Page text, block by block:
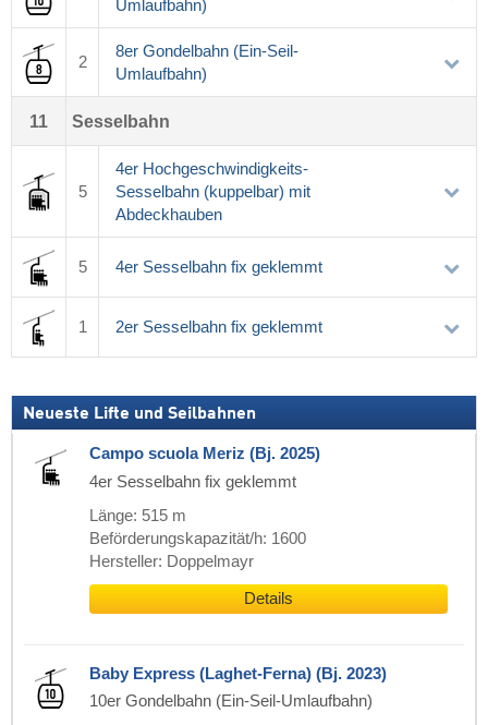
Umlaufbahn)
2
8er Gondelbahn (Ein-Seil-
Umlaufbahn)
11 Sesselbahn
5
4er Hochgeschwindigkeits-
Sesselbahn (kuppelbar) mit
Abdeckhauben
5 4er Sesselbahn fix geklemmt
1 2er Sesselbahn fix geklemmt
Neueste Lifte und Seilbahnen
Campo scuola Meriz (Bj. 2025)
4er Sesselbahn fix geklemmt
Länge: 515 m
Beförderungskapazität/h: 1600
Hersteller: Doppelmayr
Details
Baby Express (Laghet-Ferna) (Bj. 2023)
10er Gondelbahn (Ein-Seil-Umlaufbahn)